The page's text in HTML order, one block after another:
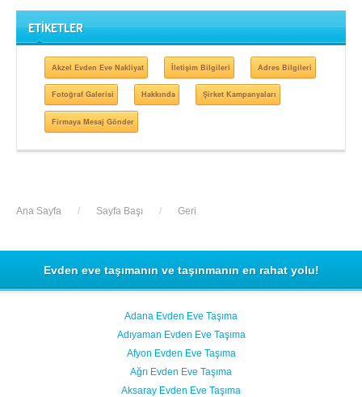
ETİKETLER
Akzel Evden Eve Nakliyat İletişim Bilgileri Adres Bilgileri
Fotoğraf Galerisi Hakkında Şirket Kampanyaları
Firmaya Mesaj Gönder
Ana Sayfa / Sayfa Başı / Geri
Evden eve taşımanın ve taşınmanın en rahat yolu!
Adana Evden Eve Taşıma
Adıyaman Evden Eve Taşıma
Afyon Evden Eve Taşıma
Ağrı Evden Eve Taşıma
Aksaray Evden Eve Taşıma